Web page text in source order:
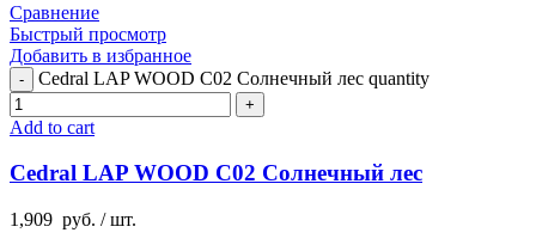
Сравнение
Быстрый просмотр
Добавить в избранное
Cedral LAP WOOD C02 Солнечный лес quantity
Add to cart
Cedral LAP WOOD C02 Солнечный лес
1,909 руб. / шт.